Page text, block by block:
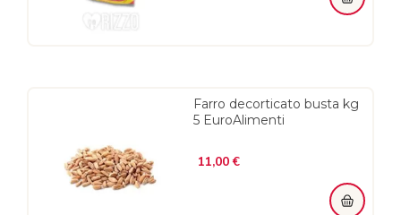
Farro decorticato busta kg
5 EuroAlimenti
11,00 €